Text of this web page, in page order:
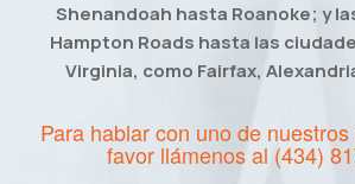
Shenandoah hasta Roanoke; y
Hampton Roads hasta las
Virginia, como Fairfax,
Para hablar con uno de
favor llámenos al (434)